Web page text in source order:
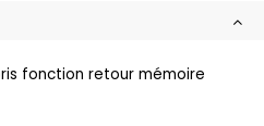
fonction retour mémoire